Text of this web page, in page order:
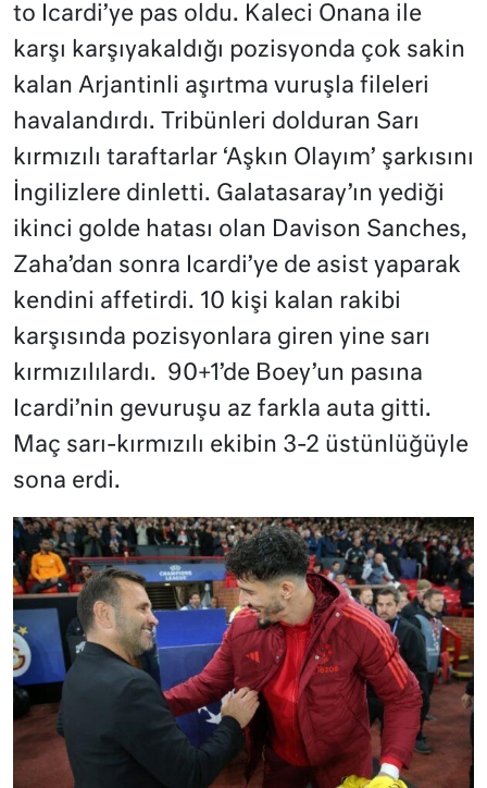
to Icardi’ye pas oldu. Kaleci Onana ile
karşı karşıyakaldığı pozisyonda çok sakin
kalan Arjantinli aşırtma vuruşla fileleri
havalandırdı. Tribünleri dolduran Sarı
kırmızılı taraftarlar ‘Aşkın Olayım’ şarkısını
İngilizlere dinletti. Galatasaray’ın yediği
ikinci golde hatası olan Davison Sanches,
Zaha’dan sonra Icardi’ye de asist yaparak
kendini affetirdi. 10 kişi kalan rakibi
karşısında pozisyonlara giren yine sarı
kırmızılılardı. 90+1’de Boey’un pasına
Icardi’nin gevuruşu az farkla auta gitti.
Maç sarı-kırmızılı ekibin 3-2 üstünlüğüyle
sona erdi.